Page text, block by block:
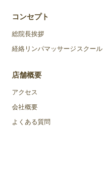
コンセプト
総院長挨拶
経絡リンパマッサージスクール
店舗概要
アクセス
会社概要
よくある質問